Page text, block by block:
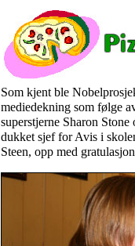
Som kjent ble
mediedekning som følge
superstjerne Sharon
dukket sjef for Avis i
Steen, opp med